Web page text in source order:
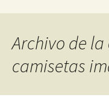
Archivo de
camisetas